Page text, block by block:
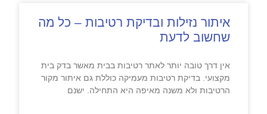
איתור נזילות ובדיקת רטיבות – כל מה
שחשוב לדעת
אין דרך טובה יותר לאתר רטיבות בבית מאשר בדק בית
מקצועי. בדיקת רטיבות מעמיקה כוללת גם איתור מקור
הרטיבות ולא משנה מאיפה היא התחילה. ישנם